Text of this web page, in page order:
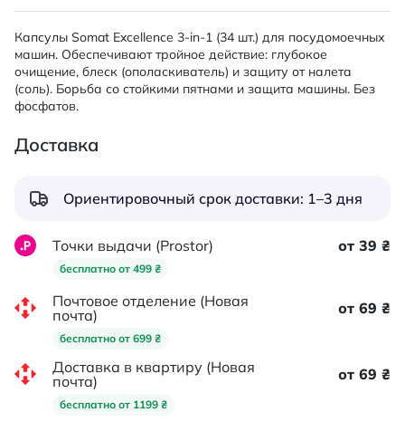
Капсулы Somat Excellence 3-in-1 (34 шт.) для посудомоечных
машин. Обеспечивают тройное действие: глубокое
очищение, блеск (ополаскиватель) и защиту от налета
(соль). Борьба со стойкими пятнами и защита машины. Без
фосфатов.
Доставка
Ориентировочный срок доставки: 1–3 дня
Точки выдачи (Prostor)
бесплатно от 499 ₴
от 39 ₴
Почтовое отделение (Новая
почта)
бесплатно от 699 ₴
от 69 ₴
Доставка в квартиру (Новая
почта)
бесплатно от 1199 ₴
от 69 ₴